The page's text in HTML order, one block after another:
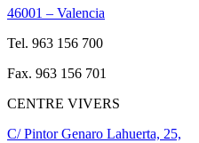
46001 – Valencia
Tel. 963 156 700
Fax. 963 156 701
CENTRE VIVERS
C/ Pintor Genaro Lahuerta, 25,